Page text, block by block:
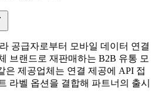
공급자로부터 모바일 데이터 연결
브랜드로 재판매하는 B2B 유통 모
은 제공업체는 연결 제공에 API 접
라벨 옵션을 결합해 파트너의 출시